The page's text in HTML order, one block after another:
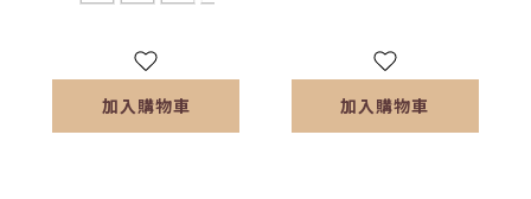
加入購物車 加入購物車